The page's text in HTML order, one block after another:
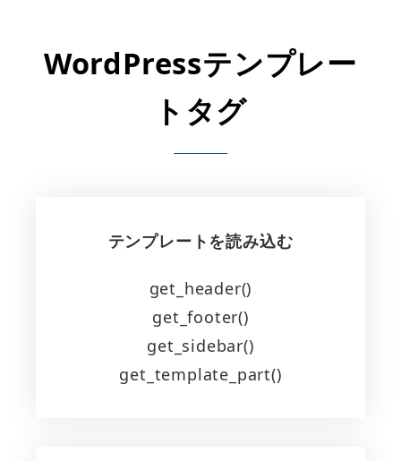
WordPressテンプレー
トタグ
テンプレートを読み込む
get_header()
get_footer()
get_sidebar()
get_template_part()